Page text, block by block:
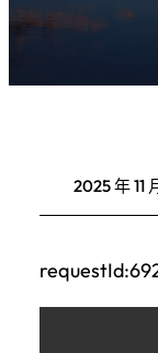
2025 年 11